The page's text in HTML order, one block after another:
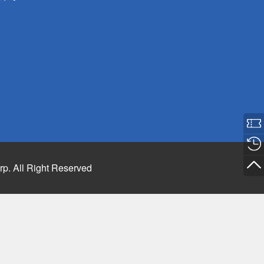
All Right Reserved